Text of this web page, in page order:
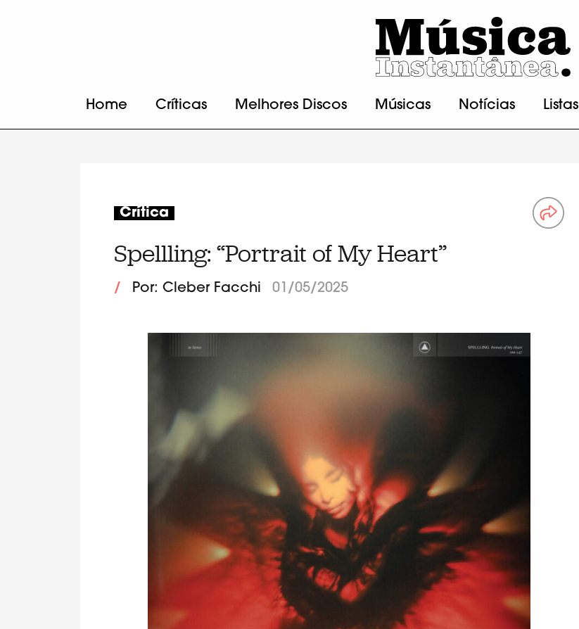
Home Críticas Melhores Discos Músicas Notícias Listas
Crítica
Spellling: “Portrait of My Heart”
/ Por: Cleber Facchi 01/05/2025